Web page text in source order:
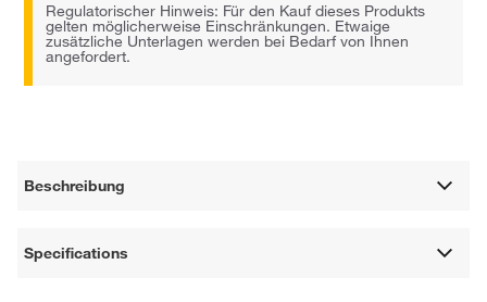
Regulatorischer Hinweis: Für den Kauf dieses Produkts
gelten möglicherweise Einschränkungen. Etwaige
zusätzliche Unterlagen werden bei Bedarf von Ihnen
angefordert.
Beschreibung
Specifications